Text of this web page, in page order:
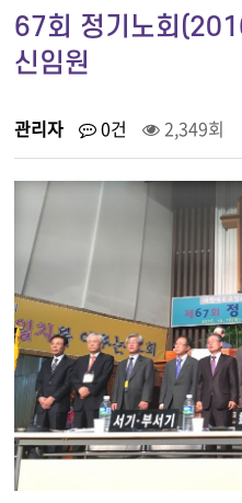
67회 정기노회
신임원
관리자 0건 2,349회